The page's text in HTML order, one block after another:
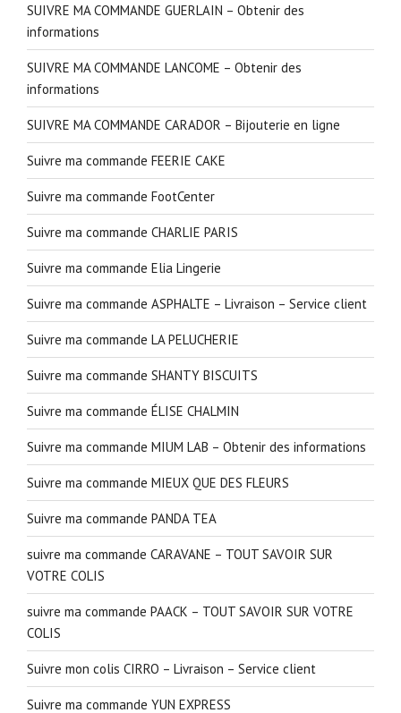
SUIVRE MA COMMANDE GUERLAIN – Obtenir des
informations
SUIVRE MA COMMANDE LANCOME – Obtenir des
informations
SUIVRE MA COMMANDE CARADOR – Bijouterie en ligne
Suivre ma commande FEERIE CAKE
Suivre ma commande FootCenter
Suivre ma commande CHARLIE PARIS
Suivre ma commande Elia Lingerie
Suivre ma commande ASPHALTE – Livraison – Service client
Suivre ma commande LA PELUCHERIE
Suivre ma commande SHANTY BISCUITS
Suivre ma commande ÉLISE CHALMIN
Suivre ma commande MIUM LAB – Obtenir des informations
Suivre ma commande MIEUX QUE DES FLEURS
Suivre ma commande PANDA TEA
suivre ma commande CARAVANE – TOUT SAVOIR SUR
VOTRE COLIS
suivre ma commande PAACK – TOUT SAVOIR SUR VOTRE
COLIS
Suivre mon colis CIRRO – Livraison – Service client
Suivre ma commande YUN EXPRESS